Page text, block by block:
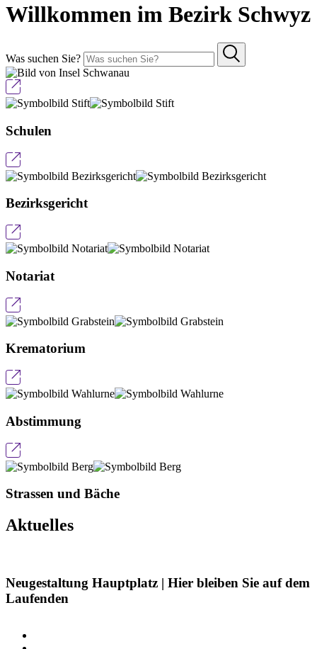
Willkommen im Bezirk Schwyz
Was suchen Sie?
Schulen
Bezirksgericht
Notariat
Krematorium
Abstimmung
Strassen und Bäche
Aktuelles
Neugestaltung Hauptplatz | Hier bleiben Sie auf dem
Laufenden